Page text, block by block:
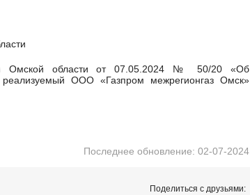
ООО «Газпром межрегионгаз Омск»
Последнее обновление: 02-07-2024
Поделиться с друзьями: